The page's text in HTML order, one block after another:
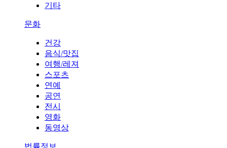
기타
문화
건강
음식/맛집
여행/레져
스포츠
연예
공연
전시
영화
동영상
법률정보